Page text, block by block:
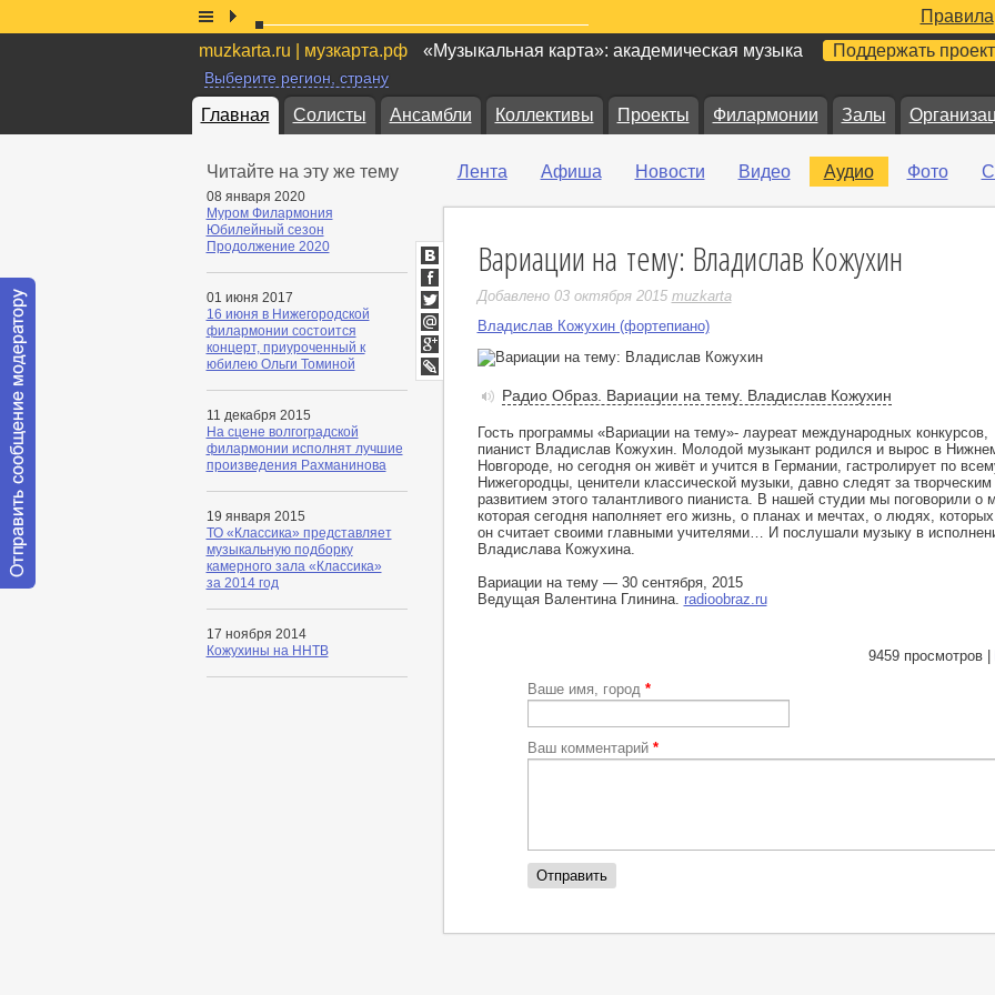
Правила
muzkarta.ru | музкарта.рф
«Музыкальная карта»: академическая музыка Поддержать проект
Выберите регион, страну
Главная Солисты Ансамбли Коллективы Проекты Филармонии Залы
Читайте на эту же тему
08 января 2020
Муром Филармония
Юбилейный сезон
Продолжение 2020
01 июня 2017
16 июня в Нижегородской
филармонии состоится
концерт, приуроченный к
юбилею Ольги Томиной
11 декабря 2015
На сцене волгоградской
филармонии исполнят лучшие
произведения Рахманинова
19 января 2015
ТО «Классика» представляет
музыкальную подборку
камерного зала «Классика»
за 2014 год
17 ноября 2014
Кожухины на ННТВ
Лента Афиша Новости Видео Аудио Фото
Вариации на тему: Владислав Кожухин
Добавлено 03 октября 2015 muzkarta
Владислав Кожухин (фортепиано)
Радио Образ. Вариации на тему. Владислав Кожухин
Гость программы «Вариации на тему»- лауреат международных конкурсов,
пианист Владислав Кожухин. Молодой музыкант родился и вырос в
Новгороде, но сегодня он живёт и учится в Германии, гастролирует по
Нижегородцы, ценители классической музыки, давно следят за творческим
развитием этого талантливого пианиста. В нашей студии мы поговорили о
которая сегодня наполняет его жизнь, о планах и мечтах, о людях, которых
он считает своими главными учителями… И послушали музыку в
Владислава Кожухина.
Вариации на тему — 30 сентября, 2015
Ведущая Валентина Глинина. radioobraz.ru
ВКонтакте
Facebook
Twitter
Мой
Мир
Google+
LiveJournal
9459 просмотров |
Ваше имя, город *
Ваш комментарий *